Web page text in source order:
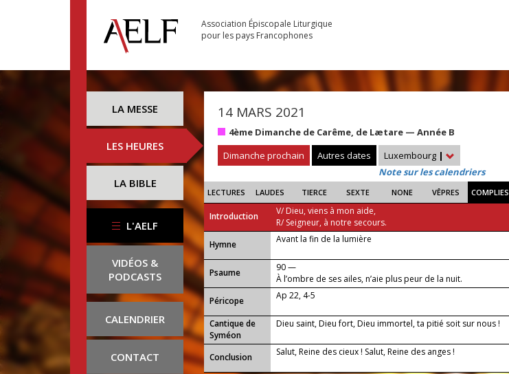
Association Épiscopale Liturgique
pour les pays Francophones
LA MESSE
LES HEURES
LA BIBLE
L'AELF
VIDÉOS &
PODCASTS
CALENDRIER
CONTACT
14 MARS 2021
4ème Dimanche de Carême, de Lætare — Année B
Dimanche prochain
Autres dates Luxembourg |
Note sur les calendriers
LECTURES LAUDES TIERCE SEXTE NONE VÊPRES COMPLIES
Introduction
V/ Dieu, viens à mon aide,
R/ Seigneur, à notre secours.
...
Hymne Avant la fin de la lumière
Psaume
90 —
À l’ombre de ses ailes, n’aie plus peur de la nuit.
Péricope
Ap 22, 4-5
Cantique de
Syméon
Dieu saint, Dieu fort, Dieu immortel, ta pitié soit sur nous !
Conclusion Salut, Reine des cieux ! Salut, Reine des anges !